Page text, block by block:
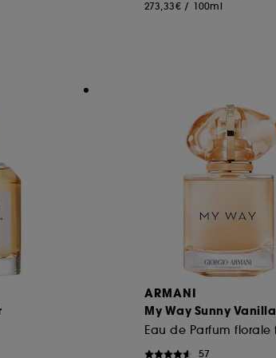
273,33€ / 100ml
ARMANI
My Way Sunny Vanilla
57